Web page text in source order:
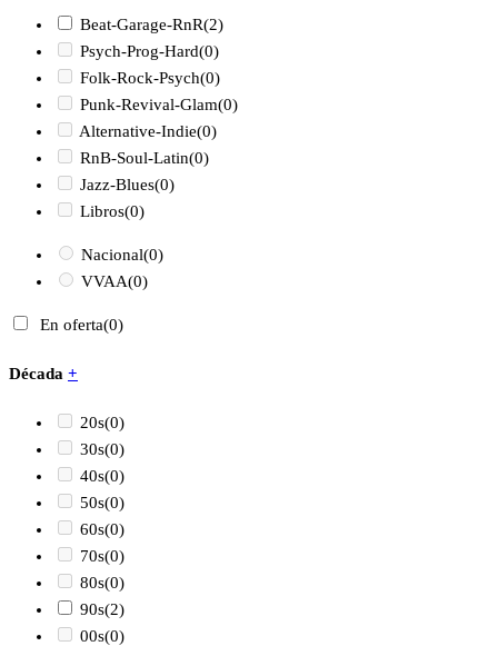
Beat-Garage-RnR(2)
Psych-Prog-Hard(0)
Folk-Rock-Psych(0)
Punk-Revival-Glam(0)
Alternative-Indie(0)
RnB-Soul-Latin(0)
Jazz-Blues(0)
Libros(0)
Nacional(0)
VVAA(0)
En oferta(0)
Década +
20s(0)
30s(0)
40s(0)
50s(0)
60s(0)
70s(0)
80s(0)
90s(2)
00s(0)